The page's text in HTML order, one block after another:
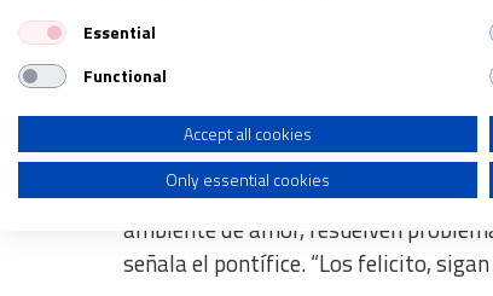
Un buen mensajero
“A todos ustedes, hermanos y
bueno, no sólo de boca,sino… ustedes
ambiente de amor, resuelven
señala el pontífice. “Los felicito,
Create profiles for personalised advertising
Use profiles to select personalised advertising
Create profiles to personalise content
Use profiles to select personalised content
Measure advertising performance
Measure content performance
Essential
Functional
Accept all cookies
Only essential cookies